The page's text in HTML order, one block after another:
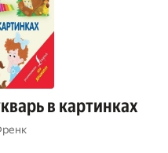
в картинках